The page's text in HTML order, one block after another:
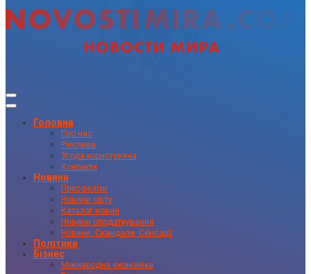
Головна
Про нас
Реклама
Угода користувача
Контакти
Новини
Прес-релізи
Новини світу
Каталог новин
Новини оподаткування
Новини, Скандали, Сенсації
Політика
Бізнес
Міжнародна економіка